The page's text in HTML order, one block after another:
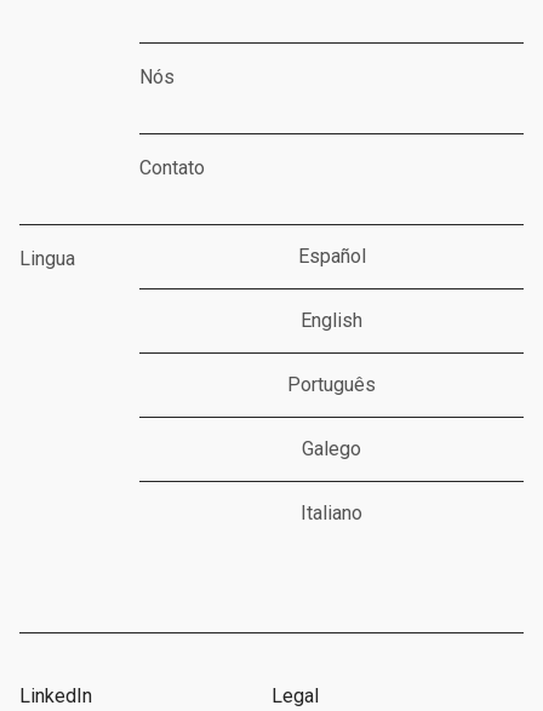
Nós
Contato
Lingua Español
English
Português
Galego
Italiano
LinkedIn Legal